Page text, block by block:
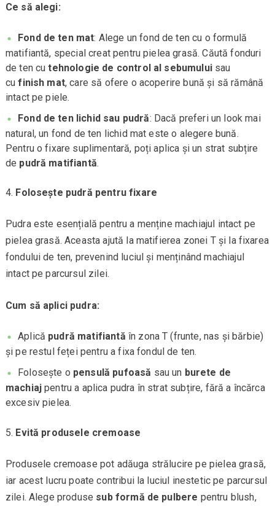
Ce să alegi:
Fond de ten mat: Alege un fond de ten cu o formulă
matifiantă, special creat pentru pielea grasă. Căută fonduri
de ten cutehnologie de control al sebumuluisau
cufinish mat, care să ofere o acoperire bună și să rămână
intact pe piele.
Fond de ten lichid sau pudră: Dacă preferi un look mai
natural, un fond de ten lichid mat este o alegere bună.
Pentru o fixare suplimentară, poți aplica și un strat subțire
de pudră matifiantă.
Folosește pudră pentru fixare
Pudra este esențială pentru a menține machiajul intact pe
pielea grasă. Aceasta ajută la matifierea zonei T și la fixarea
fondului de ten, prevenind luciul și menținând machiajul
intact pe parcursul zilei.
Cum să aplici pudra:
Aplică pudră matifiantă în zona T (frunte, nas și bărbie)
și pe restul feței pentru a fixa fondul de ten.
Folosește o pensulă pufoasă sau un burete de
machiaj pentru a aplica pudra în strat subțire, fără a încărca
excesiv pielea.
Evită produsele cremoase
Produsele cremoase pot adăuga strălucire pe pielea grasă,
iar acest lucru poate contribui la luciul inestetic pe parcursul
zilei. Alege produse sub formă de pulbere pentru blush,